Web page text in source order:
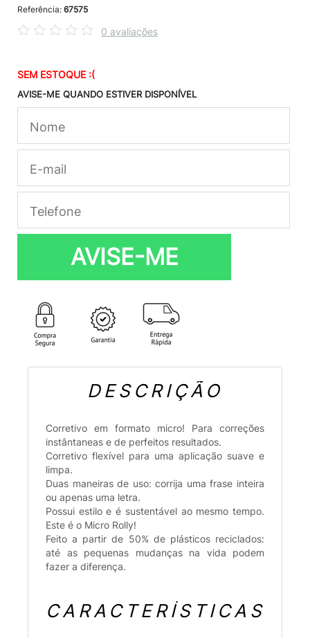
Referência: 67575
0 avaliações
SEM ESTOQUE :(
AVISE-ME QUANDO ESTIVER DISPONÍVEL
AVISE-ME
DESCRIÇÃO
Corretivo em formato micro! Para correções
instântaneas e de perfeitos resultados.
Corretivo flexível para uma aplicação suave e
limpa.
Duas maneiras de uso: corrija uma frase inteira
ou apenas uma letra.
Possui estilo e é sustentável ao mesmo tempo.
Este é o Micro Rolly!
Feito a partir de 50% de plásticos reciclados:
até as pequenas mudanças na vida podem
fazer a diferença.
CARACTERÍSTICAS